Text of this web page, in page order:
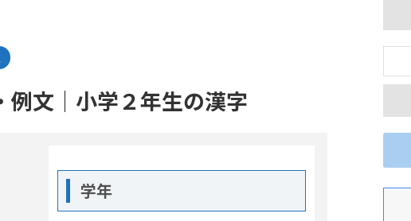
文｜小学２年生の漢字
学年